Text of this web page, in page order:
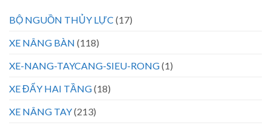
BỘ NGUỒN THỦY LỰC (17)
XE NÂNG BÀN (118)
XE-NANG-TAYCANG-SIEU-RONG(1)
XE ĐẨY HAI TẦNG(18)
XE NÂNG TAY(213)